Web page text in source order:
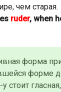
чем старая.
ruder, when
форма
форме
стоит